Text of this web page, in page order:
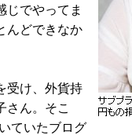
じでやってま
んどできなか
受け、外貨持
さん。そこ
ていたブログ